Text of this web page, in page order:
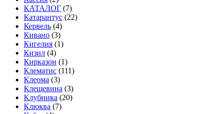
КАТАЛОГ (7)
Катарантус (22)
Кервель (4)
Кивано (3)
Кигелия (1)
Кизил (4)
Кирказон (1)
Клематис (111)
Клеома (3)
Клещевина (3)
Клубника (20)
Клюква (7)